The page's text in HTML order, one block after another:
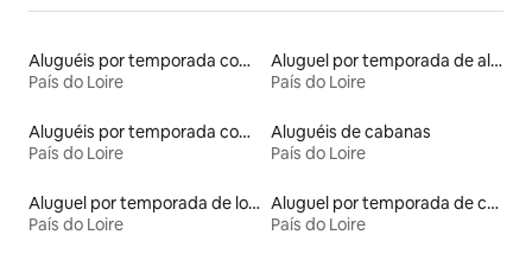
Aluguéis por temporada com banheiro para PCD
País do Loire
Aluguel por temporada de alojamentos ecológicos
País do Loire
Aluguéis por temporada com caiaque
País do Loire
Aluguéis de cabanas
País do Loire
Aluguel por temporada de lofts
País do Loire
Aluguel por temporada de casas-barco
País do Loire